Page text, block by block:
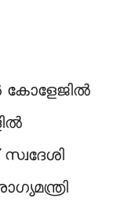
കോളേജിൽ